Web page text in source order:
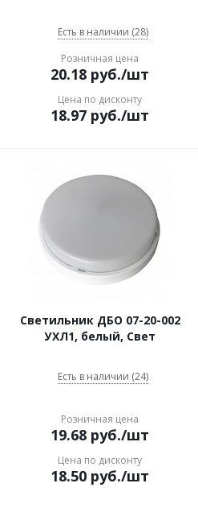
Есть в наличии (28)
Розничная цена
20.18 руб./шт
Цена по дисконту
18.97 руб./шт
Светильник ДБО 07-20-002
УХЛ1, белый, Свет
Есть в наличии (24)
Розничная цена
19.68 руб./шт
Цена по дисконту
18.50 руб./шт